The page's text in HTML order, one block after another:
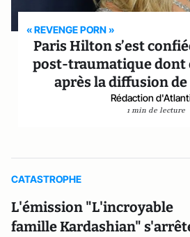
« REVENGE PORN »
Paris Hilton s’est
post-traumatique dont
après la diffusion de
Rédaction
1 min de lecture
CATASTROPHE
L'émission "L'incroyable
famille Kardashian"